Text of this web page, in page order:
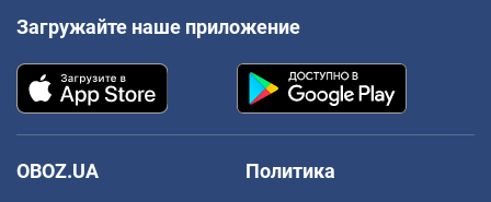
Загружайте наше приложение
OBOZ.UA
Политика